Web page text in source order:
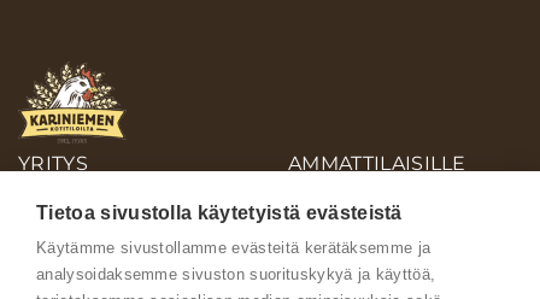
YRITYS
AMMATTILAISILLE
AINEISTOPANKKI
Tietoa sivustolla käytetyistä evästeistä
Käytämme sivustollamme evästeitä kerätäksemme ja
analysoidaksemme sivuston suorituskykyä ja käyttöä,